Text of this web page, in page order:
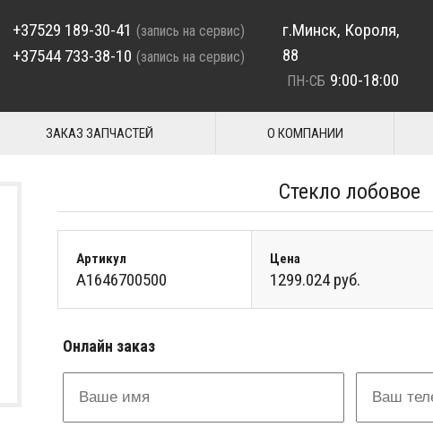
+37529 189-30-41 (запись на сервис)
+37544 733-38-10 (запись на сервис)
г.Минск, Короля,
88
ПН-СБ 9:00-18:00
ЗАКАЗ ЗАПЧАСТЕЙ О КОМПАНИИ
Стекло лобовое
Артикул
A1646700500
Цена
1299.024 руб.
Онлайн заказ